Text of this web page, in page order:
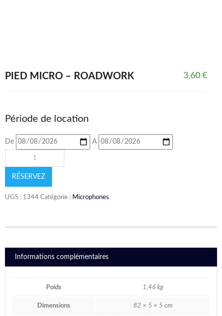
PIED MICRO – ROADWORK 3,60 €
Période de location
De A
RÉSERVEZ
UGS : 1344 Catégorie : Microphones
Informations complémentaires
Poids 1,46 kg
Dimensions 82 × 5 × 5 cm